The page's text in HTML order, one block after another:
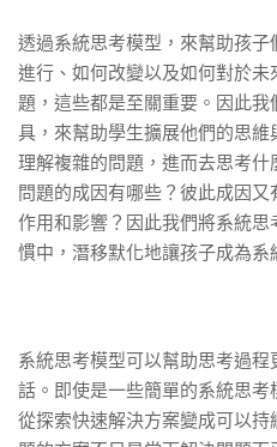
透過系統思考模型，來幫助孩
進行、如何改變以及如何對於未
題，這些都是至關重要。因此
具，來幫助學生擴展他們的思
理解複雜的問題，進而去思考
問題的成因有哪些？彼此成因
作用和影響？因此我們將系統
慣中，潛移默化地讓孩子成為系
系統思考模型可以幫助思考過
話。即使是一些簡單的系統思考
從探索快速解決方案變成可以